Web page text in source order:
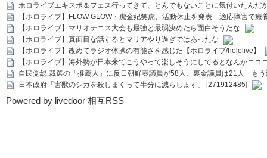
ホロライブエキスポ＆フェス行ってきて、とんでもないことに気付いたんだ
【ホロライブ】FLOW GLOW・虎金妃笑虎、活動休止を発表 適応障害で療
【ホロライブ】マリオテニス大会も最強と最弱決めたら面白そうだな
【ホロライブ】真面目な話するとマリアやり過ぎではあったな
【ホロライブ】改めてラジオ体操の有能さを感じた【ホロライブ/hololive】
【ホロライブ】海外勢が日本来てこうやって楽しそうにしてるとなんかニコ
自民党総.裁選の「推薦人」に反日朝鮮壺議員が58人、裏金議員は21人 も
日本政府「害獣のシカを殺しまくって半分に減らします」 [271912485]
Powered by livedoor 相互RSS